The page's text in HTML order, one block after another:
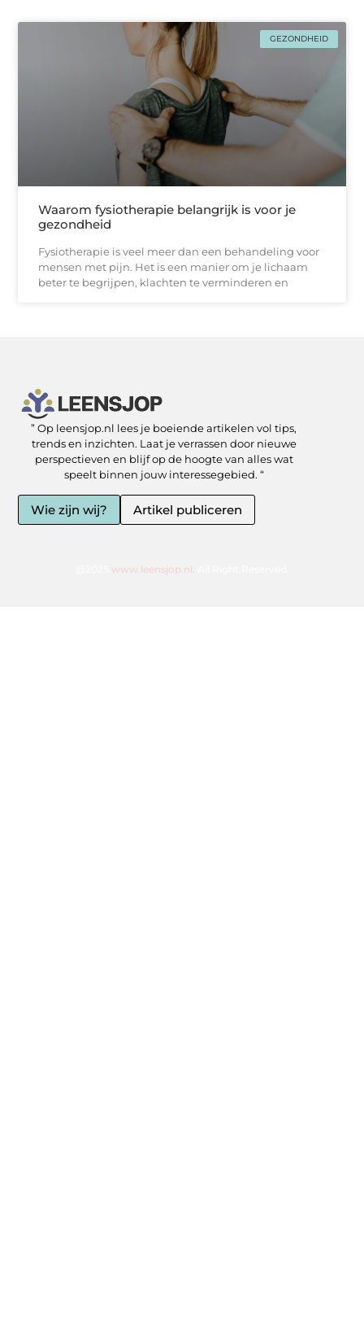
GEZONDHEID
Waarom fysiotherapie belangrijk is voor je
gezondheid
Fysiotherapie is veel meer dan een behandeling voor
mensen met pijn. Het is een manier om je lichaam
beter te begrijpen, klachten te verminderen en
” Op leensjop.nl lees je boeiende artikelen vol tips,
trends en inzichten. Laat je verrassen door nieuwe
perspectieven en blijf op de hoogte van alles wat
speelt binnen jouw interessegebied. “
Wie zijn wij? Artikel publiceren
www.leensjop.nl.